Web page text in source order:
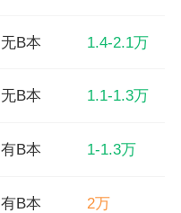
无B本 1.4-2.1万
无B本 1.1-1.3万
有B本 1-1.3万
有B本 2万